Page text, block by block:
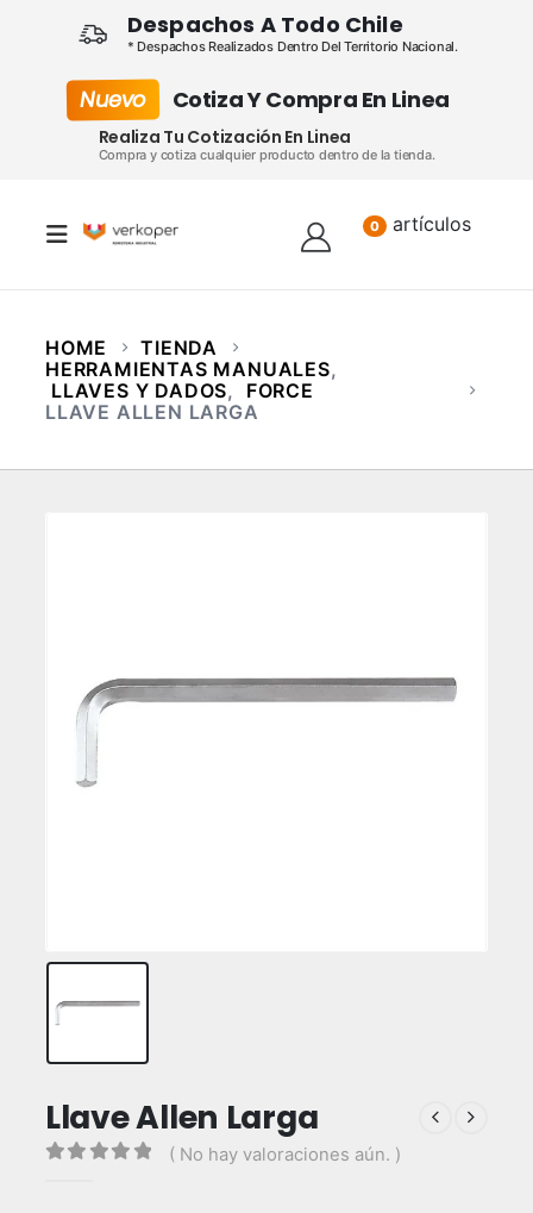
Despachos A Todo Chile
* Despachos Realizados Dentro Del Territorio Nacional.
Nuevo Cotiza Y Compra En Linea
Realiza Tu Cotización En Linea
Compra y cotiza cualquier producto dentro de la tienda.
0 artículos
HOME
TIENDA
HERRAMIENTAS MANUALES,
LLAVES Y DADOS,
FORCE
LLAVE ALLEN LARGA
Llave Allen Larga
( No hay valoraciones aún. )